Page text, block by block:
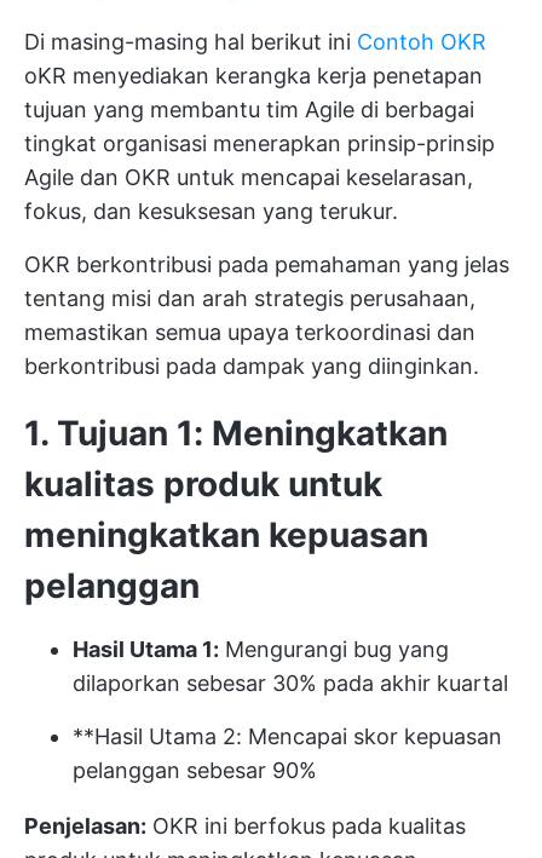
Di masing-masing hal berikut ini Contoh OKR
oKR menyediakan kerangka kerja penetapan
tujuan yang membantu tim Agile di berbagai
tingkat organisasi menerapkan prinsip-prinsip
Agile dan OKR untuk mencapai keselarasan,
fokus, dan kesuksesan yang terukur.
OKR berkontribusi pada pemahaman yang jelas
tentang misi dan arah strategis perusahaan,
memastikan semua upaya terkoordinasi dan
berkontribusi pada dampak yang diinginkan.
1. Tujuan 1: Meningkatkan
kualitas produk untuk
meningkatkan kepuasan
pelanggan
Hasil Utama 1: Mengurangi bug yang
dilaporkan sebesar 30% pada akhir kuartal
**Hasil Utama 2: Mencapai skor kepuasan
pelanggan sebesar 90%
Penjelasan: OKR ini berfokus pada kualitas